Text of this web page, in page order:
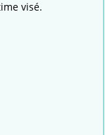
visé.